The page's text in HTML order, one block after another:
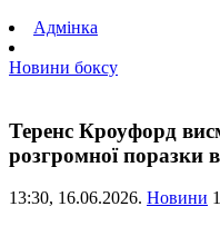
Адмінка
Новини боксу
Теренс Кроуфорд
розгромної поразки
13:30, 16.06.2026. Новини